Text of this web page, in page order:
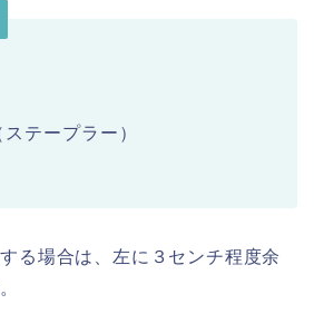
テープラー）
る場合は、左に３センチ程度余